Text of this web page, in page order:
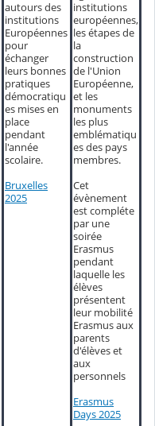
autours des
institutions
Européennes
pour
échanger
leurs bonnes
pratiques
démocratiqu
es mises en
place
pendant
l'année
scolaire.
Bruxelles
2025
institutions
européennes,
les étapes de
la
construction
de l'Union
Européenne,
et les
monuments
les plus
emblématiqu
es des pays
membres.
Cet
évènement
est compléte
par une
soirée
Erasmus
pendant
laquelle les
élèves
présentent
leur mobilité
Erasmus aux
parents
d'élèves et
aux
personnels
Erasmus
Days 2025